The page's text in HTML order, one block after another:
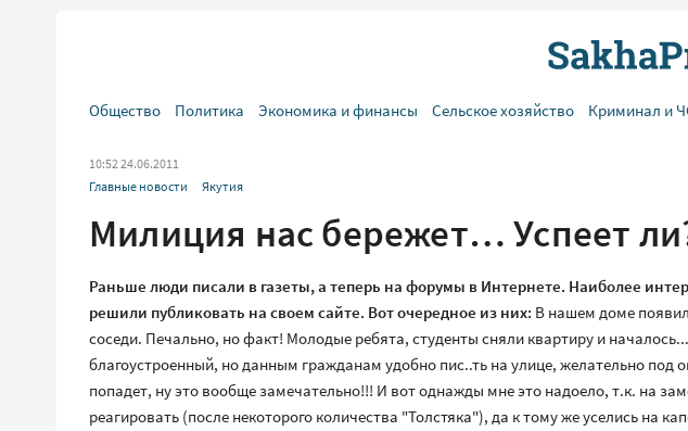
Общество Политика Экономика и финансы Сельское хозяйство Криминал и
10:52 24.06.2011
Главные новости
Якутия
Милиция нас бережет… Успеет
Раньше люди писали в газеты, а теперь на форумы в Интернете. Наиболее
решили публиковать на своем сайте. Вот очередное из них: В нашем доме
соседи. Печально, но факт! Молодые ребята, студенты сняли квартиру и
благоустроенный, но данным гражданам удобно пис..ть на улице, желательно под
попадет, ну это вообще замечательно!!! И вот однажды мне это надоело, т.к. на
реагировать (после некоторого количества "Толстяка"), да к тому же уселись на